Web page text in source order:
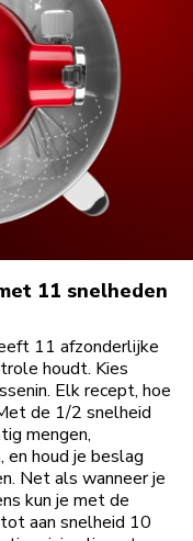
11 snelheden
11 afzonderlijke
houdt. Kies
Elk recept, hoe
de 1/2 snelheid
mengen,
houd je beslag
Net als wanneer je
kun je met de
aan snelheid 10